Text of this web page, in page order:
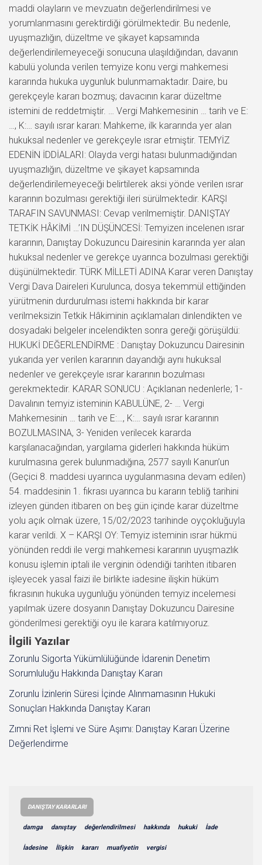
maddi olayların ve mevzuatın değerlendirilmesi ve
yorumlanmasını gerektirdiği görülmektedir. Bu nedenle,
uyuşmazlığın, düzeltme ve şikayet kapsamında
değerlendirilemeyeceği sonucuna ulaşıldığından, davanın
kabulü yolunda verilen temyize konu vergi mahkemesi
kararında hukuka uygunluk bulunmamaktadır. Daire, bu
gerekçeyle kararı bozmuş; davacının karar düzeltme
istemini de reddetmiştir. … Vergi Mahkemesinin … tarih ve E:
…, K:… sayılı ısrar kararı: Mahkeme, ilk kararında yer alan
hukuksal nedenler ve gerekçeyle ısrar etmiştir. TEMYİZ
EDENİN İDDİALARI: Olayda vergi hatası bulunmadığından
uyuşmazlığın, düzeltme ve şikayet kapsamında
değerlendirilemeyeceği belirtilerek aksi yönde verilen ısrar
kararının bozulması gerektiği ileri sürülmektedir. KARŞI
TARAFIN SAVUNMASI: Cevap verilmemiştir. DANIŞTAY
TETKİK HÂKİMİ …’IN DÜŞÜNCESİ: Temyizen incelenen ısrar
kararının, Danıştay Dokuzuncu Dairesinin kararında yer alan
hukuksal nedenler ve gerekçe uyarınca bozulması gerektiği
düşünülmektedir. TÜRK MİLLETİ ADINA Karar veren Danıştay
Vergi Dava Daireleri Kurulunca, dosya tekemmül ettiğinden
yürütmenin durdurulması istemi hakkında bir karar
verilmeksizin Tetkik Hâkiminin açıklamaları dinlendikten ve
dosyadaki belgeler incelendikten sonra gereği görüşüldü:
HUKUKİ DEĞERLENDİRME : Danıştay Dokuzuncu Dairesinin
yukarıda yer verilen kararının dayandığı aynı hukuksal
nedenler ve gerekçeyle ısrar kararının bozulması
gerekmektedir. KARAR SONUCU : Açıklanan nedenlerle; 1-
Davalının temyiz isteminin KABULÜNE, 2- … Vergi
Mahkemesinin … tarih ve E:…, K:… sayılı ısrar kararının
BOZULMASINA, 3- Yeniden verilecek kararda
karşılanacağından, yargılama giderleri hakkında hüküm
kurulmasına gerek bulunmadığına, 2577 sayılı Kanun’un
(Geçici 8. maddesi uyarınca uygulanmasına devam edilen)
54. maddesinin 1. fıkrası uyarınca bu kararın tebliğ tarihini
izleyen günden itibaren on beş gün içinde karar düzeltme
yolu açık olmak üzere, 15/02/2023 tarihinde oyçokluğuyla
karar verildi. X – KARŞI OY: Temyiz isteminin ısrar hükmü
yönünden reddi ile vergi mahkemesi kararının uyuşmazlık
konusu işlemin iptali ile verginin ödendiği tarihten itibaren
işleyecek yasal faizi ile birlikte iadesine ilişkin hüküm
fıkrasının hukuka uygunluğu yönünden temyiz incelemesi
yapılmak üzere dosyanın Danıştay Dokuzuncu Dairesine
gönderilmesi gerektiği oyu ile karara katılmıyoruz.
İlgili Yazılar
Zorunlu Sigorta Yükümlülüğünde İdarenin Denetim
Sorumluluğu Hakkında Danıştay Kararı
Zorunlu İzinlerin Süresi İçinde Alınmamasının Hukuki
Sonuçları Hakkında Danıştay Kararı
Zımni Ret İşlemi ve Süre Aşımı: Danıştay Kararı Üzerine
Değerlendirme
DANIŞTAY KARARLARI
damga danıştay değerlendirilmesi hakkında hukuki İade
İadesine İlişkin kararı muafiyetin vergisi